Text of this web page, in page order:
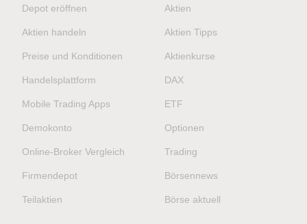
Depot eröffnen
Aktien handeln
Preise und Konditionen
Handelsplattform
Mobile Trading Apps
Demokonto
Online-Broker Vergleich
Firmendepot
Teilaktien
Aktien
Aktien Tipps
Aktienkurse
DAX
ETF
Optionen
Trading
Börsennews
Börse aktuell